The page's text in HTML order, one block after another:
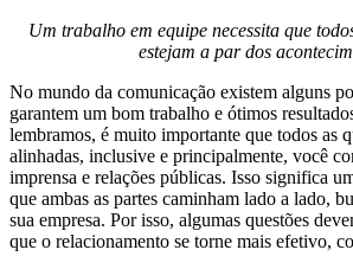
Um trabalho em equipe necessita que
estejam a par dos
No mundo da comunicação existem alguns
garantem um bom trabalho e ótimos
lembramos, é muito importante que todos as
alinhadas, inclusive e principalmente, você
imprensa e relações públicas. Isso significa
que ambas as partes caminham lado a lado,
sua empresa. Por isso, algumas questões
que o relacionamento se torne mais efetivo,